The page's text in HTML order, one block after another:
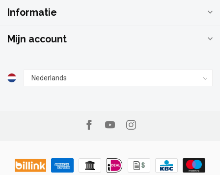
Informatie
Mijn account